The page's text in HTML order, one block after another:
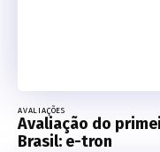
AVALIAÇÕES
Avaliação do
Brasil: e-tron